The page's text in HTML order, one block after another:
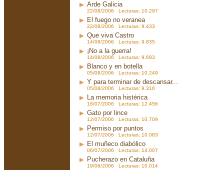
Arde Galicia
22/08/2006 Lecturas: 10.297
El fuego no veranea
22/08/2006 Lecturas: 9.433
Que viva Castro
14/08/2006 Lecturas: 9.835
¡No a la guerra!
14/08/2006 Lecturas: 9.693
Blanco y en botella
05/08/2006 Lecturas: 10.249
Y para terminar de descansar...
05/08/2006 Lecturas: 9.316
La memoria histérica
16/07/2006 Lecturas: 12.456
Gato por lince
12/07/2006 Lecturas: 10.709
Permiso por puntos
12/07/2006 Lecturas: 10.083
El muñeco diabólico
06/07/2006 Lecturas: 14.007
Pucherazo en Cataluña
19/06/2006 Lecturas: 10.014